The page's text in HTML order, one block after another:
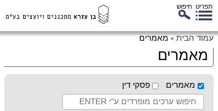
תפריט חיפוש
עמוד הבית » מאמרים
מאמרים
מאמרים פסקי דין